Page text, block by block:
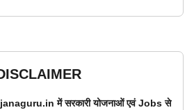
में सरकारी योजनाओं एवं Jobs से